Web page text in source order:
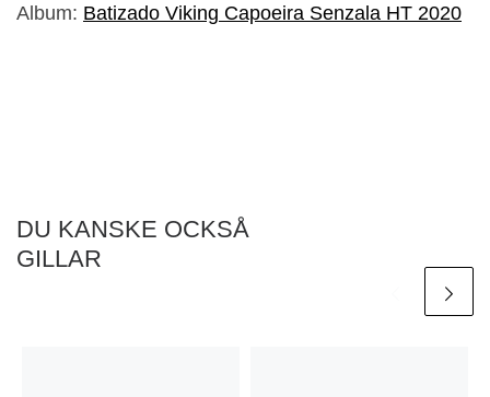
Album: Batizado Viking Capoeira Senzala HT 2020
DU KANSKE OCKSÅ
GILLAR